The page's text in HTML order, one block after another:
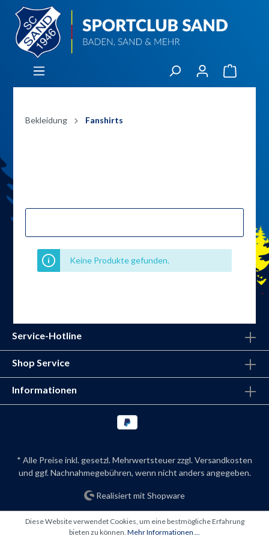
Bekleidung Fanshirts
Keine Produkte gefunden.
Service-Hotline
Shop Service
Informationen
* Alle Preise inkl. gesetzl. Mehrwertsteuer zzgl.Versandkosten
und ggf. Nachnahmegebühren, wenn nicht anders angegeben.
Realisiert mit Shopware
Diese Website verwendet Cookies, um eine bestmögliche Erfahrung
bieten zu können. Mehr Informationen ...